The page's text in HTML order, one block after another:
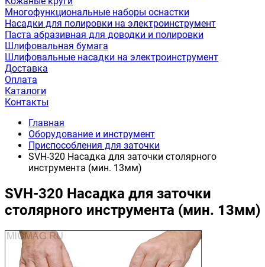
Многофункциональные наборы оснастки
Насадки для полировки на электроинструмент
Паста абразивная для доводки и полировки
Шлифовальная бумага
Шлифовальные насадки на электроинструмент
Доставка
Оплата
Каталоги
Контакты
Главная
Оборудование и инструмент
Приспособления для заточки
SVH-320 Насадка для заточки столярного
инструмента (мин. 13мм)
SVH-320 Насадка для заточки
столярного инструмента (мин. 13мм)